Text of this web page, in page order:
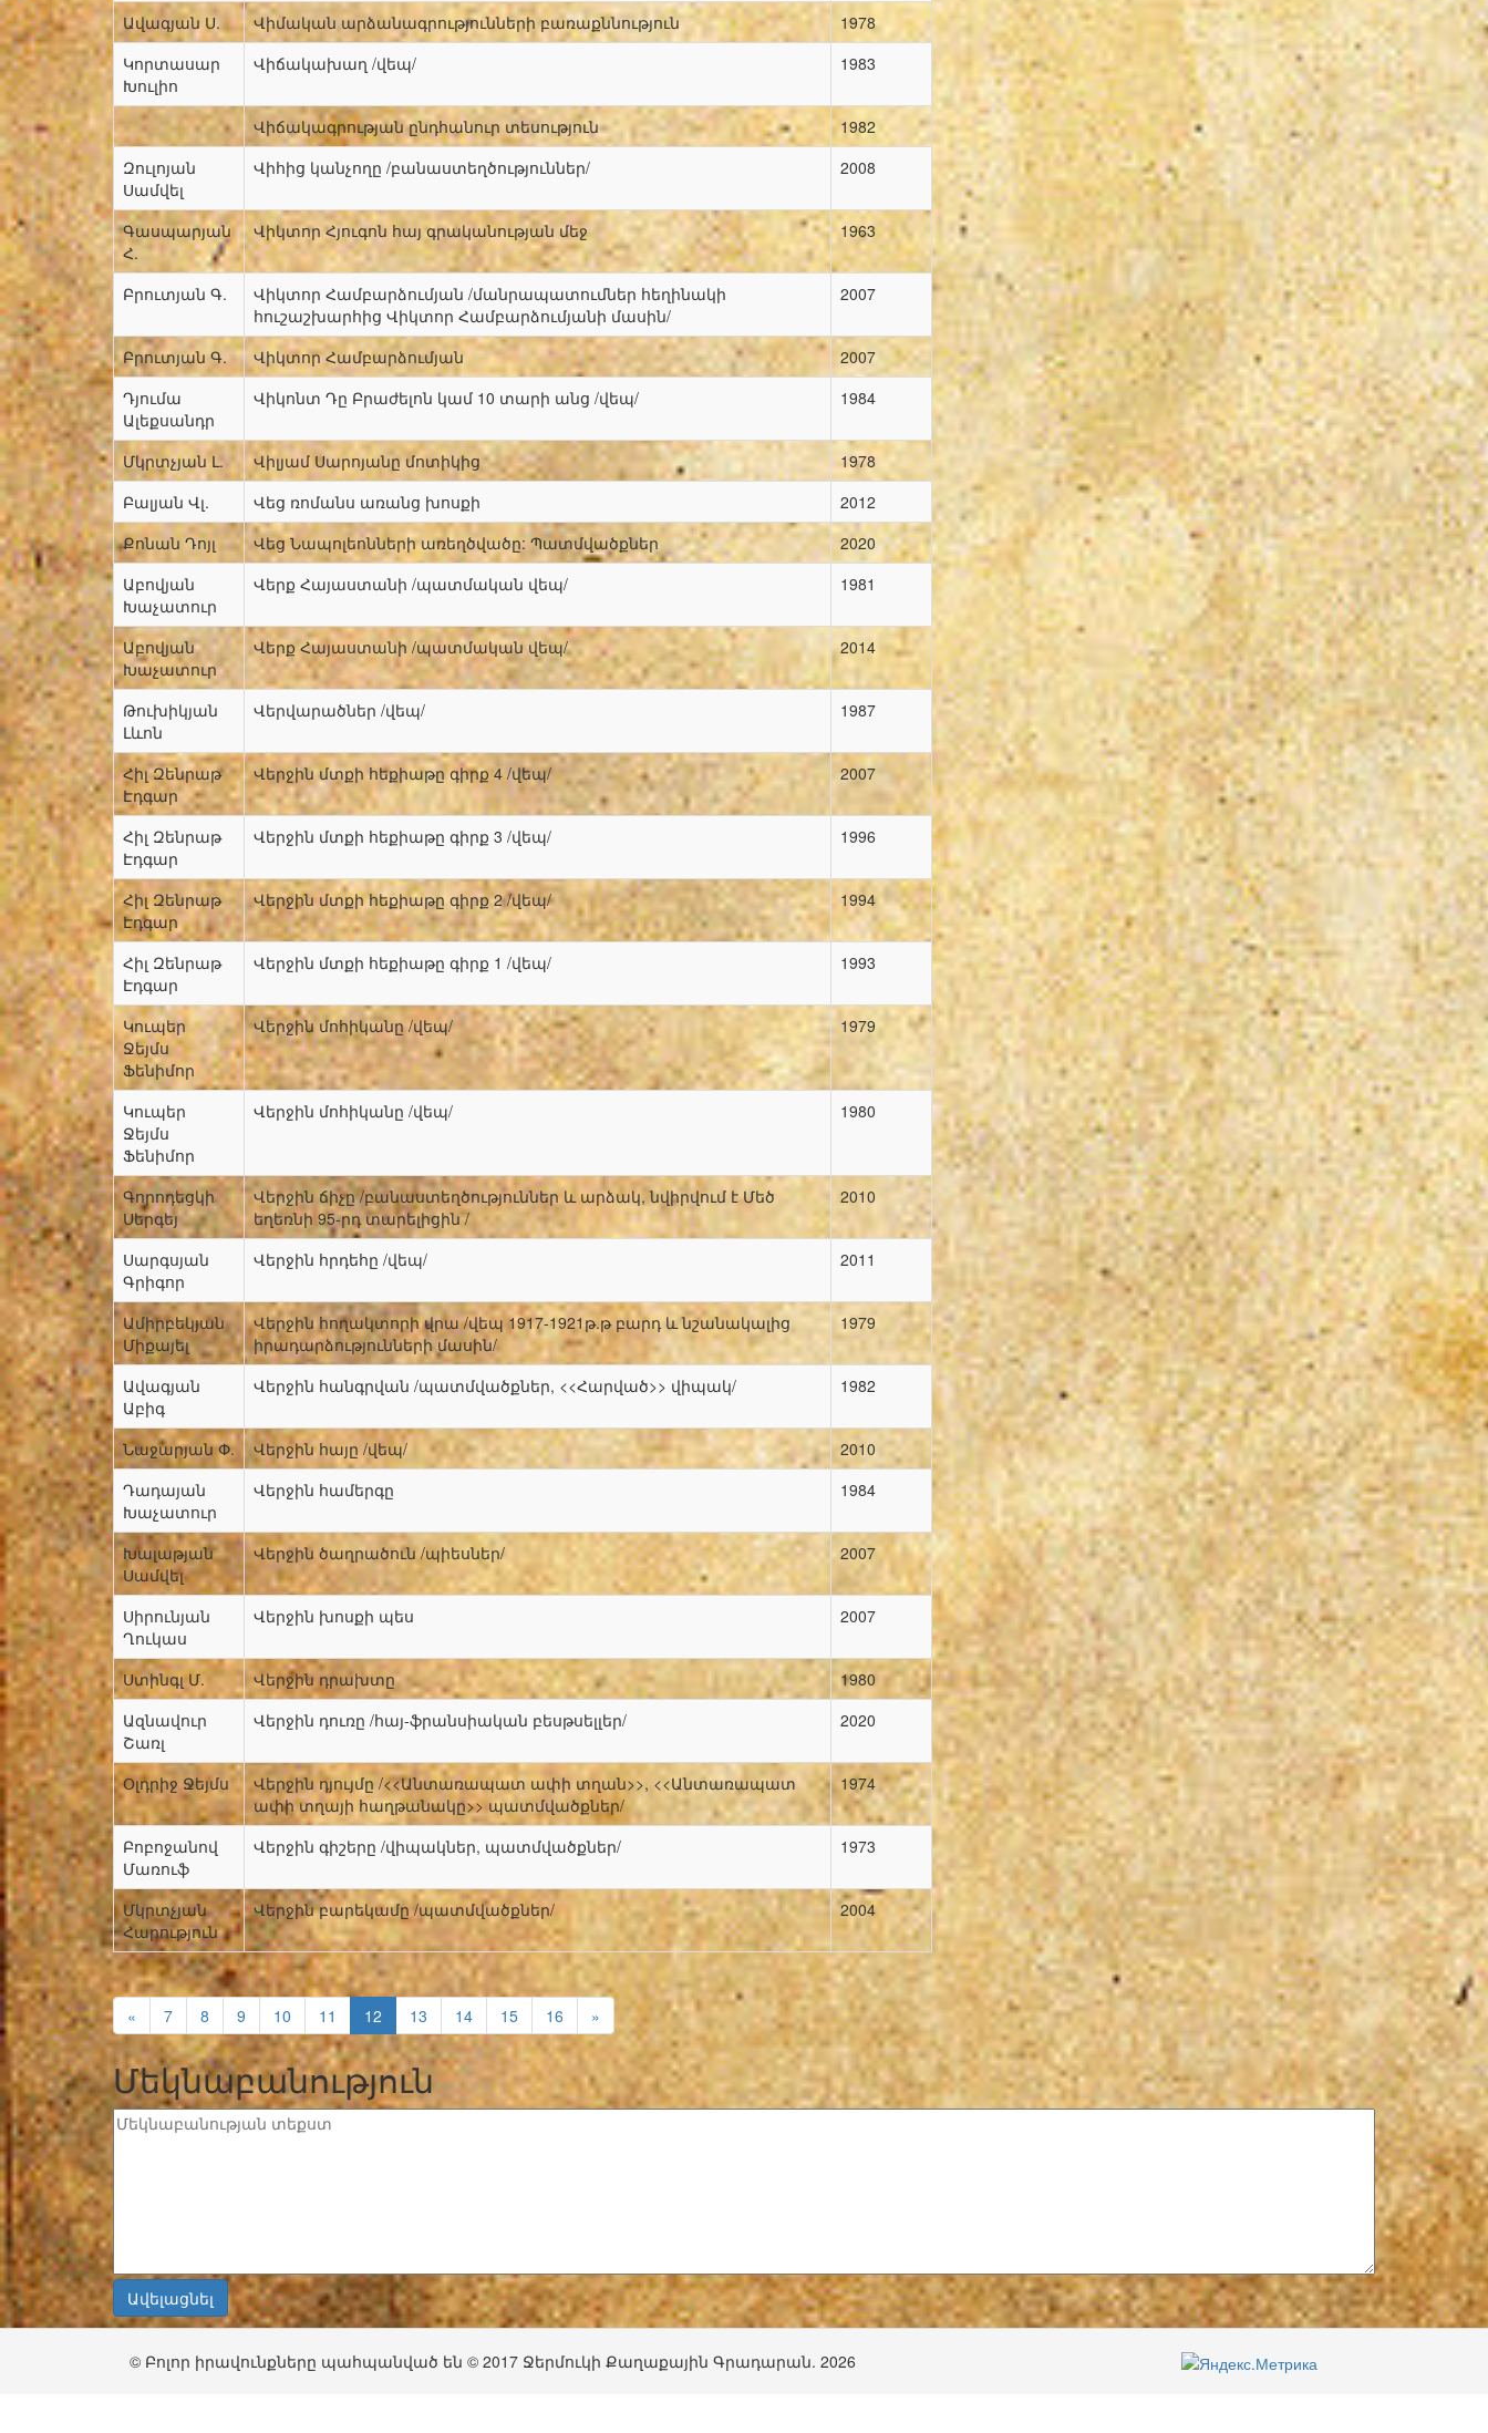
Ավագյան Ս.
Վիմական արձանագրությունների բառաքննություն
1978
Կորտասար
Խուլիո
Վիճակախաղ /վեպ/ 1983
Վիճակագրության ընդհանուր տեսություն
1982
Զուլոյան
Սամվել
Վիհից կանչողը /բանաստեղծություններ/ 2008
Գասպարյան
Հ.
Վիկտոր Հյուգոն հայ գրականության մեջ 1963
Բրուտյան Գ.
Վիկտոր Համբարձումյան /մանրապատումներ հեղինակի
հուշաշխարհից Վիկտոր Համբարձումյանի մասին/
2007
Բրուտյան Գ. Վիկտոր Համբարձումյան
2007
Դյումա
Ալեքսանդր
Վիկոնտ Դը Բրաժելոն կամ 10 տարի անց /վեպ/ 1984
Մկրտչյան Լ. Վիլյամ Սարոյանը մոտիկից
1978
Բալյան Վլ.
Վեց ռոմանս առանց խոսքի
2012
Քոնան Դոյլ
Վեց Նապոլեոնների առեղծվածը: Պատմվածքներ
2020
Աբովյան
Խաչատուր
Վերք Հայաստանի /պատմական վեպ/ 1981
Աբովյան
Խաչատուր
Վերք Հայաստանի /պատմական վեպ/ 2014
Թուխիկյան
Լևոն
Վերվարածներ /վեպ/ 1987
Հիլ Զենրաթ
Էդգար
Վերջին մտքի հեքիաթը գիրք 4 /վեպ/ 2007
Հիլ Զենրաթ
Էդգար
Վերջին մտքի հեքիաթը գիրք 3 /վեպ/ 1996
Հիլ Զենրաթ
Էդգար
Վերջին մտքի հեքիաթը գիրք 2 /վեպ/ 1994
Հիլ Զենրաթ
Էդգար
Վերջին մտքի հեքիաթը գիրք 1 /վեպ/ 1993
Կուպեր
Ջեյմս
Ֆենիմոր
Վերջին մոհիկանը /վեպ/ 1979
Կուպեր
Ջեյմս
Ֆենիմոր
Վերջին մոհիկանը /վեպ/ 1980
Գորոդեցկի
Սերգեյ
Վերջին ճիչը /բանաստեղծություններ և արձակ, նվիրվում է Մեծ
եղեռնի 95-րդ տարելիցին /
2010
Սարգսյան
Գրիգոր
Վերջին հրդեհը /վեպ/ 2011
Ամիրբեկյան
Միքայել
Վերջին հողակտորի վրա /վեպ 1917-1921թ.թ բարդ և նշանակալից
իրադարձությունների մասին/
1979
Ավագյան
Աբիգ
Վերջին հանգրվան /պատմվածքներ, <<Հարված>> վիպակ/ 1982
Նաջարյան Փ. Վերջին հայը /վեպ/
2010
Դադայան
Խաչատուր
Վերջին համերգը 1984
Խալաթյան
Սամվել
Վերջին ծաղրածուն /պիեսներ/ 2007
Սիրունյան
Ղուկաս
Վերջին խոսքի պես 2007
Ստինգլ Մ. Վերջին դրախտը
1980
Ազնավուր
Շառլ
Վերջին դուռը /հայ-ֆրանսիական բեսթսելլեր/ 2020
Օլդրիջ Ջեյմս
Վերջին դյույմը /<<Անտառապատ ափի տղան>>, <<Անտառապատ
ափի տղայի հաղթանակը>> պատմվածքներ/
1974
Բոբոջանով
Մառուֆ
Վերջին գիշերը /վիպակներ, պատմվածքներ/ 1973
Մկրտչյան
Հարություն
Վերջին բարեկամը /պատմվածքներ/ 2004
« 7 8 9 10 11 12 13 14 15 16 »
Մեկնաբանություն
© Բոլոր իրավունքները պահպանված են © 2017 Ջերմուկի Քաղաքային Գրադարան. 2026